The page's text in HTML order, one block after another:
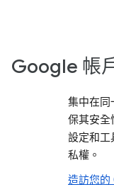
Google 帳
集中在同
保其安全
設定和工
私權。
造訪您的